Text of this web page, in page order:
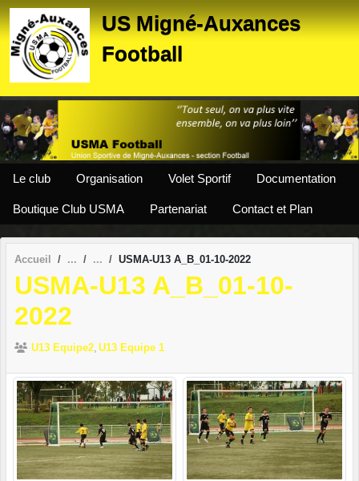
US Migné-Auxances
Football
Le club Organisation Volet Sportif Documentation
Boutique Club USMA Partenariat Contact et Plan
Accueil USMA-U13 A_B_01-10-2022
USMA-U13 A_B_01-10-
2022
U13 Equipe2 U13 Equipe 1
Panneau de gestion des cookies